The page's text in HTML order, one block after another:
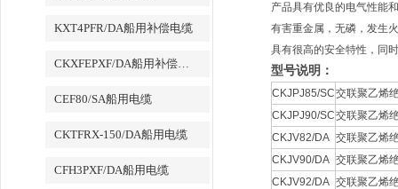
KXT4PFR/DA船用补偿电缆
CKXFEPXF/DA船用补偿电缆
CEF80/SA船用电缆
CKTFRX-150/DA船用电缆
CFH3PXF/DA船用电缆
产品具有优良的电气性能
有害重金属，无磷，发生
具有很高的安全特性，同
型号说明：
CKJPJ85/SC交联聚乙烯
CKJPJ90/SC交联聚乙烯
CKJV82/DA 交联聚乙烯
CKJV90/DA 交联聚乙烯
CKJV92/DA 交联聚乙烯